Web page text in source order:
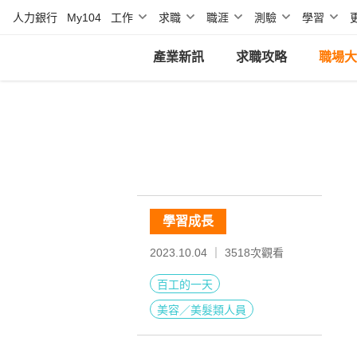
人力銀行 My104 工作 求職 職涯 測驗 學習
產業新訊 求職攻略 職場
學習成長
2023.10.04 ｜ 3518次觀看
百工的一天
美容／美髮類人員